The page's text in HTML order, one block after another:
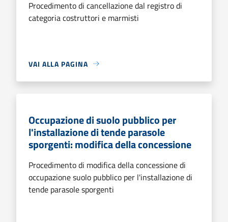
Procedimento di cancellazione dal registro di
categoria costruttori e marmisti
VAI ALLA PAGINA
Occupazione di suolo pubblico per
l'installazione di tende parasole
sporgenti: modifica della concessione
Procedimento di modifica della concessione di
occupazione suolo pubblico per l'installazione di
tende parasole sporgenti